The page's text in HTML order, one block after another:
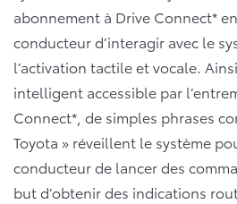
abonnement à Drive Connect*
conducteur d’interagir avec le
l’activation tactile et vocale.
intelligent accessible par
Connect*, de simples phrases
Toyota » réveillent le système
conducteur de lancer des
but d’obtenir des indications